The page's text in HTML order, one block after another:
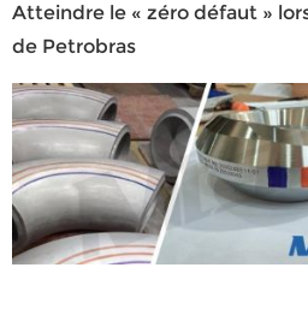
Atteindre le « zéro défaut »
de Petrobras